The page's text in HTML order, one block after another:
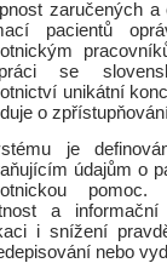
zaručených
pacientů
se
unikátní
o
je
údajům o
a
i snížení
nebo